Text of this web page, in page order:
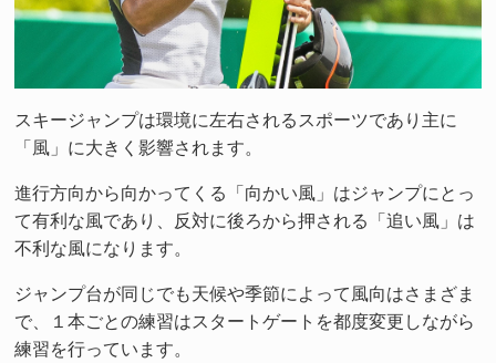
スキージャンプは環境に左右されるスポーツであり主に
「風」に大きく影響されます。
進行方向から向かってくる「向かい風」はジャンプにとっ
て有利な風であり、反対に後ろから押される「追い風」は
不利な風になります。
ジャンプ台が同じでも天候や季節によって風向はさまざま
で、１本ごとの練習はスタートゲートを都度変更しながら
練習を行っています。